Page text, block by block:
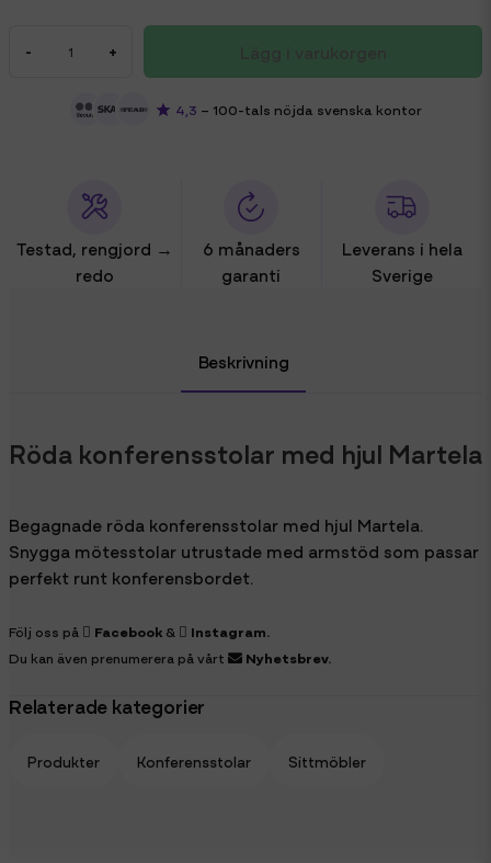
- +
4,3 – 100-tals nöjda svenska kontor
Testad, rengjord →
redo
6 månaders
garanti
Leverans i hela
Sverige
Beskrivning
Röda konferensstolar med hjul Martela
Begagnade röda konferensstolar med hjul Martela.
Snygga mötesstolar utrustade med armstöd som passar
perfekt runt konferensbordet.
Följ oss på Facebook & Instagram.
Du kan även prenumerera på vårt
Nyhetsbrev.
Relaterade kategorier
Produkter Konferensstolar Sittmöbler